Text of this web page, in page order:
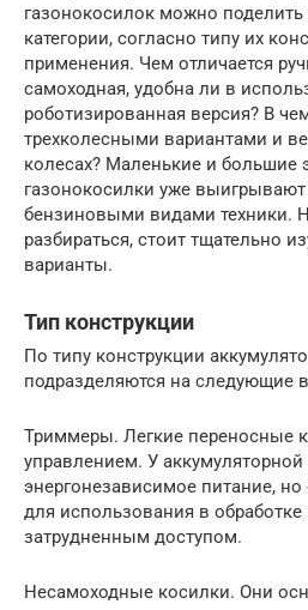
газонокосилок можно
категории, согласно типу их
применения. Чем отличается
самоходная, удобна ли в
роботизированная версия? В
трехколесными вариантами и
колесах? Маленькие и большие
газонокосилки уже
бензиновыми видами техники.
разбираться, стоит тщательно
варианты.
Тип конструкции
По типу конструкции
подразделяются на следующие
Триммеры. Легкие переносные
управлением. У
энергонезависимое питание, но
для использования в
затрудненным доступом.
Несамоходные косилки. Они